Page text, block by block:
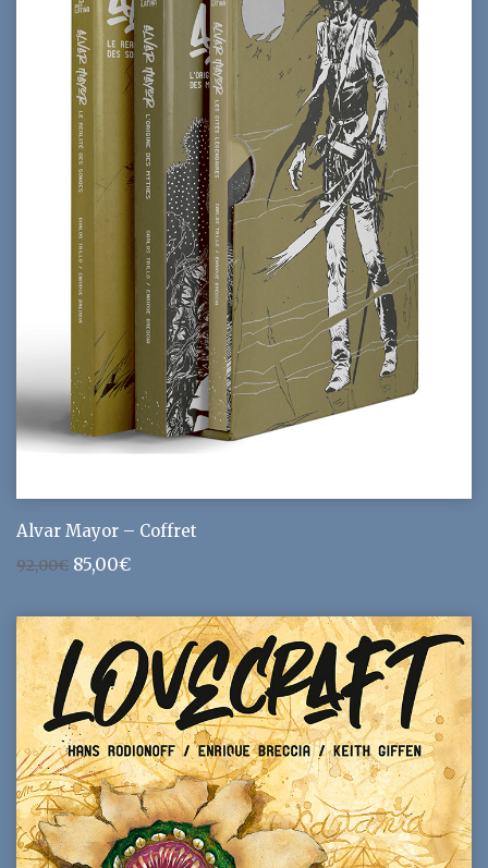
Alvar Mayor – Coffret
92,00€ Le
prix
était :
92,00€.
85,00€Le
est :
85,00€.